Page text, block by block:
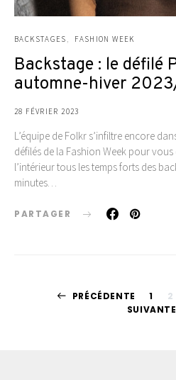
BACKSTAGES FASHION WEEK
Backstage : le défilé
automne-hiver
28 FÉVRIER 2023
L’équipe de Folkr s’infiltre encore
défilés de la Fashion Week pour
l’intérieur tous les temps forts des
minutes…
PARTAGER
PRÉCÉDENTE 1 2
SUIVANTE